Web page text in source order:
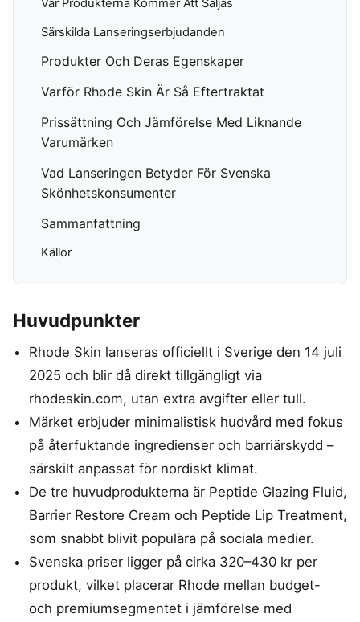
Säng
Fåtölj
Torktumlare
Tvättmaskin
KLIMAT
Luftrenare
Luftvärmepump
Liten bluetooth högtalare
Multiroom högtalare
On ear hörlurar
Soundbar
TV
Utomhushögtalare
MOBIL & TILLBEHÖR
Mobiltelefon
Magnesium zink
Massagestol
Träningsklocka herr
Var Produkterna Kommer Att Säljas
Särskilda Lanseringserbjudanden
Produkter Och Deras Egenskaper
Varför Rhode Skin Är Så Eftertraktat
Prissättning Och Jämförelse Med Liknande
Varumärken
Vad Lanseringen Betyder För Svenska
Skönhetskonsumenter
Sammanfattning
Källor
Huvudpunkter
Rhode Skin lanseras officiellt i Sverige den 14 juli
2025 och blir då direkt tillgängligt via
rhodeskin.com, utan extra avgifter eller tull.
Märket erbjuder minimalistisk hudvård med fokus
på återfuktande ingredienser och barriärskydd –
särskilt anpassat för nordiskt klimat.
De tre huvudprodukterna är Peptide Glazing Fluid,
Barrier Restore Cream och Peptide Lip Treatment,
som snabbt blivit populära på sociala medier.
Svenska priser ligger på cirka 320–430 kr per
produkt, vilket placerar Rhode mellan budget-
och premiumsegmentet i jämförelse med